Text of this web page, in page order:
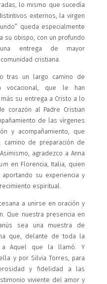
lo mismo que sucedía
externos, la virgen
queda especialmente
su obispo, con un profundo
entrega de mayor
cristiana.
tras un largo camino de
vocacional, que le han
su entrega a Cristo a lo
corazón al Padre Cristian
de las vírgenes
y acompañamiento, que
de preparación de
agradezco a Anna
en Florencia, Italia, quien
su experiencia y
espiritual.
a unirse en oración y
Que nuestra presencia en
sea una muestra de
que, delante de toda la
a Aquel que la llamó. Y
y por Silvia Torres, para
y fidelidad a las
viviente del amor y